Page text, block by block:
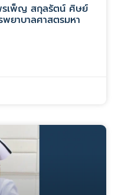
เพ็ญ สกุลรัตน์ ศิษย์
ยาบาลศาสตรมหา